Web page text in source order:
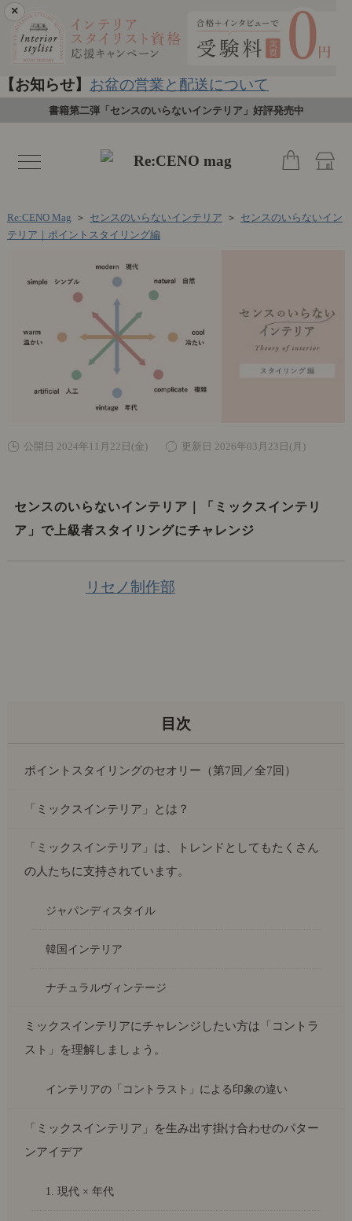
×
【お知らせ】 お盆の営業と配送について
書籍第二弾「センスのいらないインテリア」好評発売中
toggle
navigation
Re:CENO Mag ＞ センスのいらないインテリア ＞ センスのいらないイン
テリア｜ポイントスタイリング編
公開日 2024年11月22日(金) 更新日 2026年03月23日(月)
センスのいらないインテリア｜「ミックスインテリ
ア」で上級者スタイリングにチャレンジ
リセノ制作部
ポイントスタイリングのセオリー（第7回／全7回）
「ミックスインテリア」とは？
「ミックスインテリア」は、トレンドとしてもたくさん
の人たちに支持されています。
ジャパンディスタイル
韓国インテリア
ナチュラルヴィンテージ
ミックスインテリアにチャレンジしたい方は「コントラ
スト」を理解しましょう。
インテリアの「コントラスト」による印象の違い
「ミックスインテリア」を生み出す掛け合わせのパター
ンアイデア
1. 現代 × 年代